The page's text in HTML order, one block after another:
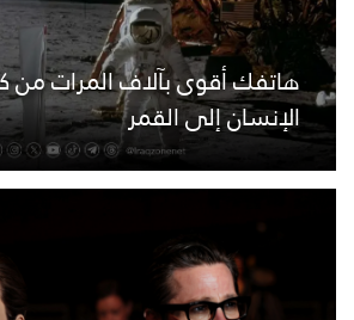
هاتفك أقوى بآلاف المرات من
الإنسان إلى القمر